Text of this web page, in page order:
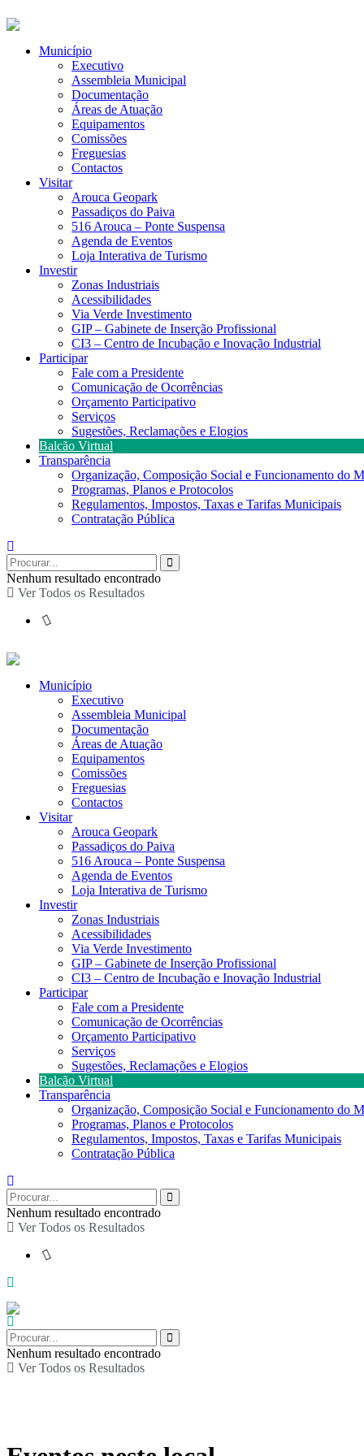
Município
Executivo
Assembleia Municipal
Documentação
Áreas de Atuação
Equipamentos
Comissões
Freguesias
Contactos
Visitar
Arouca Geopark
Passadiços do Paiva
516 Arouca – Ponte Suspensa
Agenda de Eventos
Loja Interativa de Turismo
Investir
Zonas Industriais
Acessibilidades
Via Verde Investimento
GIP – Gabinete de Inserção Profissional
CI3 – Centro de Incubação e Inovação Industrial
Participar
Fale com a Presidente
Comunicação de Ocorrências
Orçamento Participativo
Serviços
Sugestões, Reclamações e Elogios
Balcão Virtual
Transparência
Organização, Composição Social e Funcionamento do
Programas, Planos e Protocolos
Regulamentos, Impostos, Taxas e Tarifas Municipais
Contratação Pública
Nenhum resultado encontrado
Ver Todos os Resultados
Município
Executivo
Assembleia Municipal
Documentação
Áreas de Atuação
Equipamentos
Comissões
Freguesias
Contactos
Visitar
Arouca Geopark
Passadiços do Paiva
516 Arouca – Ponte Suspensa
Agenda de Eventos
Loja Interativa de Turismo
Investir
Zonas Industriais
Acessibilidades
Via Verde Investimento
GIP – Gabinete de Inserção Profissional
CI3 – Centro de Incubação e Inovação Industrial
Participar
Fale com a Presidente
Comunicação de Ocorrências
Orçamento Participativo
Serviços
Sugestões, Reclamações e Elogios
Balcão Virtual
Transparência
Organização, Composição Social e Funcionamento do
Programas, Planos e Protocolos
Regulamentos, Impostos, Taxas e Tarifas Municipais
Contratação Pública
Nenhum resultado encontrado
Ver Todos os Resultados
Nenhum resultado encontrado
Ver Todos os Resultados